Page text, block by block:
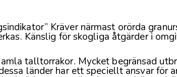
Kräver närmast orörda
Känslig för skogliga åtgärder i
talltorrakor. Mycket begränsad
länder har ett speciellt ansvar för